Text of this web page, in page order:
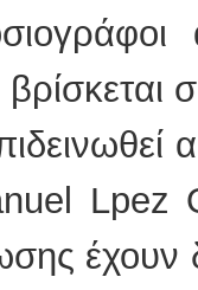
Lpez
έχουν